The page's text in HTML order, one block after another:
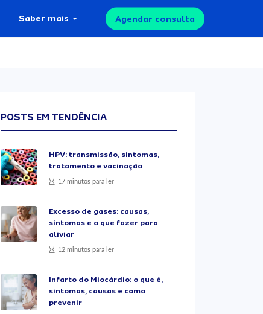
Saber mais Agendar consulta
POSTS EM TENDÊNCIA
HPV: transmissão, sintomas,
tratamento e vacinação
17 minutos para ler
Excesso de gases: causas,
sintomas e o que fazer para
aliviar
12 minutos para ler
Infarto do Miocárdio: o que é,
sintomas, causas e como
prevenir